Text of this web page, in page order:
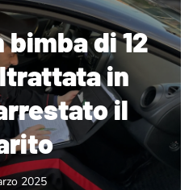
bimba di 12
in
il
2025